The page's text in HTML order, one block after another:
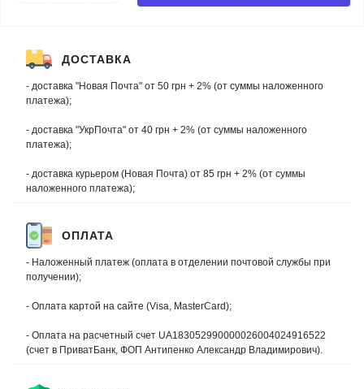
ДОСТАВКА
- доставка "Новая Почта" от 50 грн + 2% (от суммы наложенного
платежа);
- доставка "УкрПочта" от 40 грн + 2% (от суммы наложенного
платежа);
- доставка курьером (Новая Почта) от 85 грн + 2% (от суммы
наложенного платежа);
ОПЛАТА
- Наложенный платеж (оплата в отделении почтовой службы при
получении);
- Оплата картой на сайте (Visa, MasterCard);
- Оплата на расчетный счет UA183052990000026004024916522
(счет в ПриватБанк, ФОП Антипенко Александр Владимирович).